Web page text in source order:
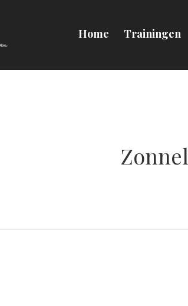
Home Trainingen